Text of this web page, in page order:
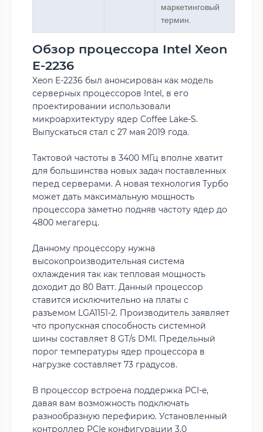
маркетинговый
термин.
Обзор процессора Intel Xeon
E-2236
Xeon E-2236 был анонсирован как модель
серверных процессоров Intel, в его
проектировании использовали
микроархитектуру ядер Coffee Lake-S.
Выпускаться стал c 27 мая 2019 года.
Тактовой частоты в 3400 МГц вполне хватит
для большинства новых задач поставленных
перед серверами. А новая технология Турбо
может дать максимальную мощность
процессора заметно подняв частоту ядер до
4800 мегагерц.
Данному процессору нужна
высокопроизводительная система
охлаждения так как тепловая мощность
доходит до 80 Ватт. Данный процессор
ставится исключительно на платы с
разъемом LGA1151-2. Производитель заявляет
что пропускная способность системной
шины составляет 8 GT/s DMI. Предельный
порог температуры ядер процессора в
нагрузке составляет 73 градусов.
В процессор встроена поддержка PCI-e,
давая вам возможность подключать
разнообразную перефирию. Установленный
контроллер PCIe конфигурации 3.0